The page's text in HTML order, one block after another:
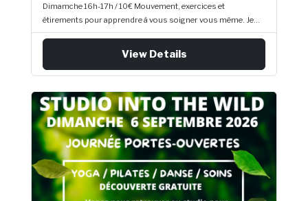
Dimamche 16h-17h / 10€ Mouvement, exercices et
étirements pour apprendre à vous soigner vous même. Je
vous invite à venir explorer ensemble comment soulager vos
outils d’auto-soin en toute sécurité. Nous allons travailler
avec la respiration, en mouvement, en statique et toujours à
Beck RESERVER TA PLACE SUR : alisonbeck.ch places
limitées
View Details